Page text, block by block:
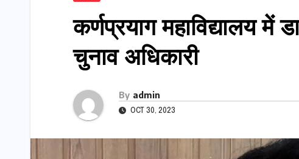
कर्णप्रयाग महाविद्यालय
चुनाव अधिकारी
By admin
OCT 30, 2023